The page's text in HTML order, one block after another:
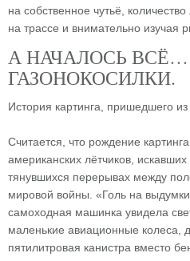
на собственное чутьё,
на трассе и внимательно изучая
А НАЧАЛОСЬ
ГАЗОНОКОСИЛКИ.
История картинга, пришедшего
Считается, что рождение
американских лётчиков,
тянувшихся перерывах между
мировой войны. «Голь на
самоходная машинка увидела
маленькие авиационные колеса,
пятилитровая канистра вместо